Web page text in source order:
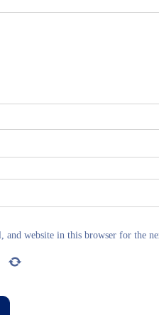
and website in this browser for the